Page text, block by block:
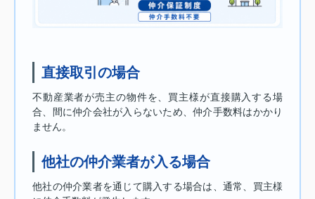
直接取引の場合
不動産業者が売主の物件を、買主様が直接購入する場
合、間に仲介会社が入らないため、仲介手数料はかかり
ません。
他社の仲介業者が入る場合
他社の仲介業者を通じて購入する場合は、通常、買主様